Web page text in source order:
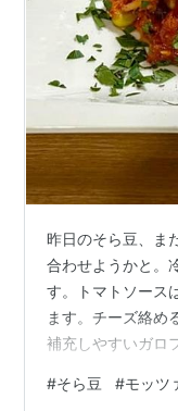
昨日のそら豆、ま
合わせようかと。
す。トマトソース
ます。チーズ絡め
補充しやすいガロ
ソースの飛び散り
#そら豆 #モッツ